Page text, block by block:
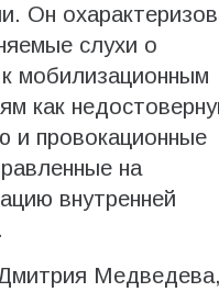
Он
слухи о
мобилизационным
как
и провокационные
на
внутренней